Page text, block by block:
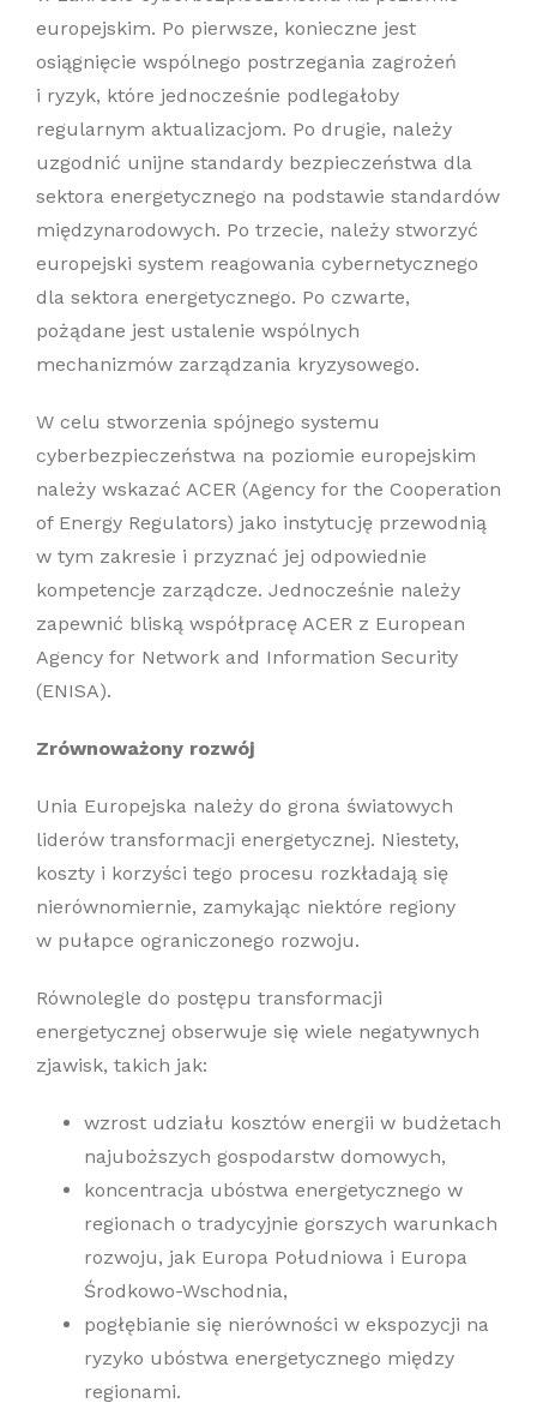
europejskim. Po pierwsze, konieczne jest
osiągnięcie wspólnego postrzegania zagrożeń
i ryzyk, które jednocześnie podlegałoby
regularnym aktualizacjom. Po drugie, należy
uzgodnić unijne standardy bezpieczeństwa dla
sektora energetycznego na podstawie standardów
międzynarodowych. Po trzecie, należy stworzyć
europejski system reagowania cybernetycznego
dla sektora energetycznego. Po czwarte,
pożądane jest ustalenie wspólnych
mechanizmów zarządzania kryzysowego.
W celu stworzenia spójnego systemu
cyberbezpieczeństwa na poziomie europejskim
należy wskazać ACER (Agency for the Cooperation
of Energy Regulators) jako instytucję przewodnią
w tym zakresie i przyznać jej odpowiednie
kompetencje zarządcze. Jednocześnie należy
zapewnić bliską współpracę ACER z European
Agency for Network and Information Security
(ENISA).
Zrównoważony rozwój
Unia Europejska należy do grona światowych
liderów transformacji energetycznej. Niestety,
koszty i korzyści tego procesu rozkładają się
nierównomiernie, zamykając niektóre regiony
w pułapce ograniczonego rozwoju.
Równolegle do postępu transformacji
energetycznej obserwuje się wiele negatywnych
zjawisk, takich jak:
wzrost udziału kosztów energii w budżetach
najuboższych gospodarstw domowych,
koncentracja ubóstwa energetycznego w
regionach o tradycyjnie gorszych warunkach
rozwoju, jak Europa Południowa i Europa
Środkowo-Wschodnia,
pogłębianie się nierówności w ekspozycji na
ryzyko ubóstwa energetycznego między
regionami.